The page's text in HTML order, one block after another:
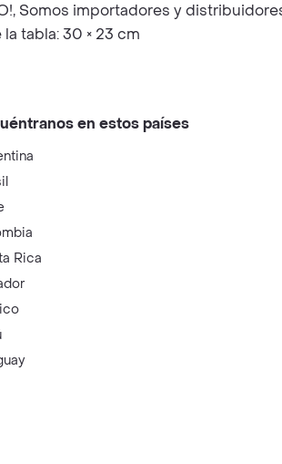
Somos importadores y
tabla: 30 × 23 cm
en estos países
Rica